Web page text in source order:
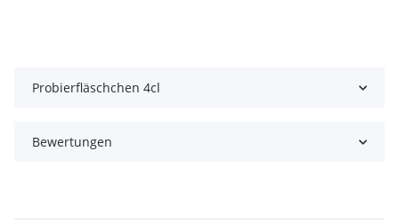
Probierfläschchen 4cl
Bewertungen